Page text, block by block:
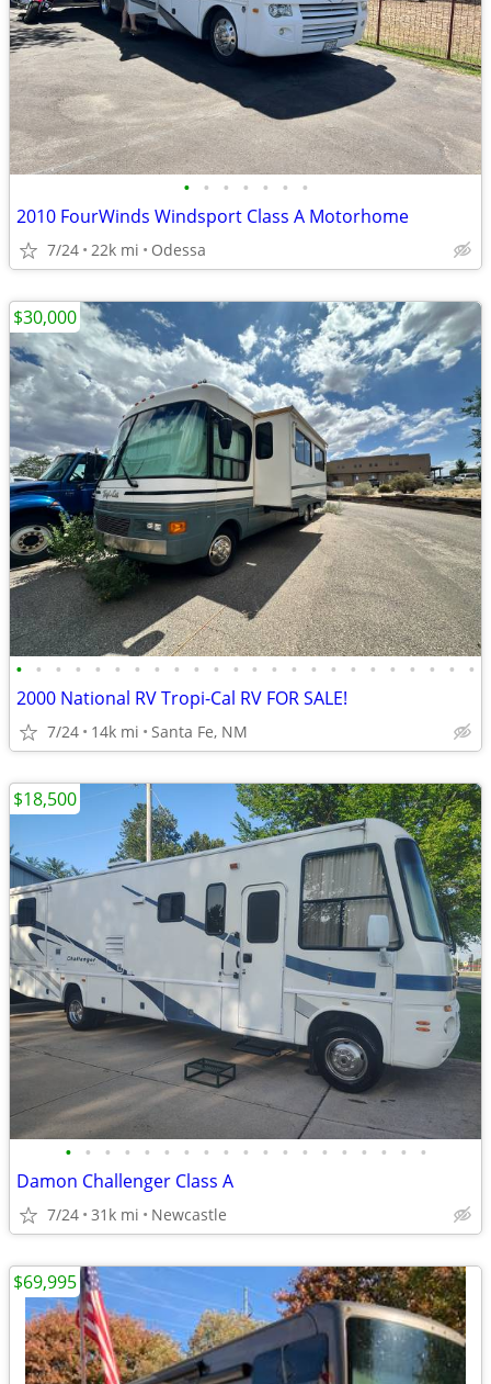
• • • • • • •
2010 FourWinds Windsport Class A Motorhome
7/24 22k mi Odessa
• • • • • • • • • • • • • • • • • • • • • • • •
2000 National RV Tropi-Cal RV FOR SALE!
7/24 14k mi Santa Fe, NM
$30,000
• • • • • • • • • • • • • • • • • • •
Damon Challenger Class A
7/24 31k mi Newcastle
$18,500
$69,995